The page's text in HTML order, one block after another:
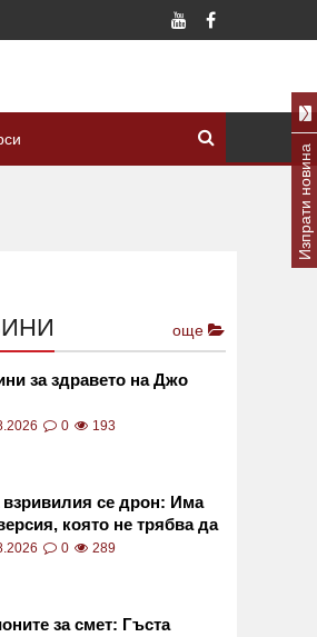
още
за здравето на Джо
0 193
взривилия се дрон: Има
която не трябва да
0 289
за смет: Гъста
Изпрати новина